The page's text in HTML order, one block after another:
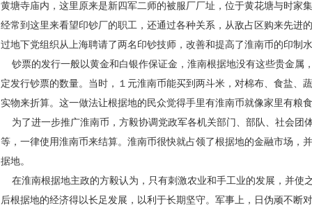
黄塘寺庙内，这里原来是新四军二师的被服厂厂址，位于黄花塘与时家
经常到这里来看望印钞厂的职工，还通过各种关系，从敌占区购来先进
过地下党组织从上海聘请了两名印钞技师，改善和提高了淮南币的印制水
钞票的发行一般以黄金和白银作保证金，淮南根据地没有这些贵金属
定发行钞票的数量。当时，１元淮南币能买到两斗米，对棉布、食盐、
实物来折算。这一做法让根据地的民众觉得手里有淮南币就像家里有粮
为了进一步推广淮南币，方毅协调党政军各机关部门、部队、社会团
等，一律使用淮南币来结算。淮南币很快就占领了根据地的金融市场，
据地。
在淮南根据地主政的方毅认为，只有刺激农业和手工业的发展，并使
后根据地的经济得以长足发展，以利 于长期坚守。军事上，日伪顽不断